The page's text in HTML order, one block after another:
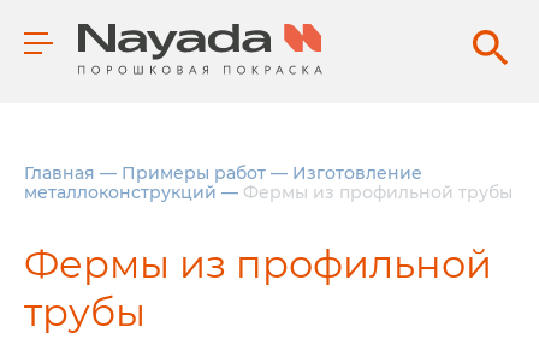
Главная — Примеры работ — Изготовление
металлоконструкций — Фермы из профильной трубы
Фермы из профильной
трубы